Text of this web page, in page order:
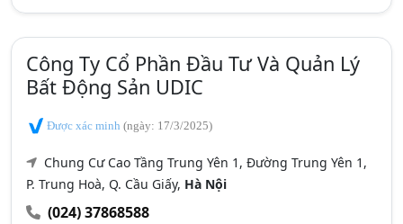
Công Ty Cổ Phần Đầu Tư Và Quản Lý
Bất Động Sản UDIC
Được xác minh (ngày: 17/3/2025)
Chung Cư Cao Tầng Trung Yên 1, Đường Trung Yên 1,
P. Trung Hoà, Q. Cầu Giấy, Hà Nội
(024) 37868588